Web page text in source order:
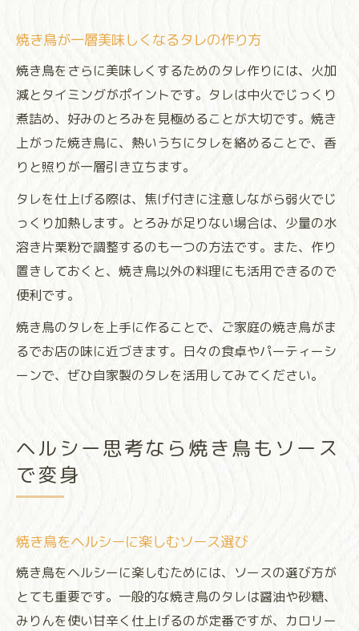
焼き鳥が一層美味しくなるタレの作り方
焼き鳥をさらに美味しくするためのタレ作りには、火加
減とタイミングがポイントです。タレは中火でじっくり
煮詰め、好みのとろみを見極めることが大切です。焼き
上がった焼き鳥に、熱いうちにタレを絡めることで、香
りと照りが一層引き立ちます。
タレを仕上げる際は、焦げ付きに注意しながら弱火でじ
っくり加熱します。とろみが足りない場合は、少量の水
溶き片栗粉で調整するのも一つの方法です。また、作り
置きしておくと、焼き鳥以外の料理にも活用できるので
便利です。
焼き鳥のタレを上手に作ることで、ご家庭の焼き鳥がま
るでお店の味に近づきます。日々の食卓やパーティーシ
ーンで、ぜひ自家製のタレを活用してみてください。
ヘルシー思考なら焼き鳥もソース
で変身
焼き鳥をヘルシーに楽しむソース選び
焼き鳥をヘルシーに楽しむためには、ソースの選び方が
とても重要です。一般的な焼き鳥のタレは醤油や砂糖、
みりんを使い甘辛く仕上げるのが定番ですが、カロリー